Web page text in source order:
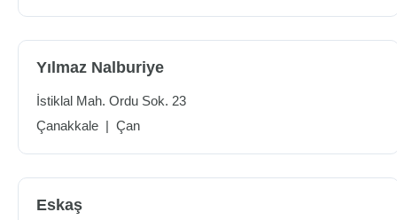
Yılmaz Nalburiye
İstiklal Mah. Ordu Sok. 23
Çanakkale | Çan
Eskaş